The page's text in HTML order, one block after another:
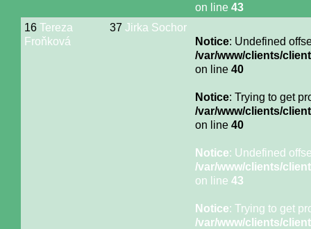
on line 43
16 Tereza
Froňková
37 Jirka Sochor
Notice: Undefined
/var/www/clients/
on line 40
Notice: Trying to get
/var/www/clients/
on line 40
Notice: Undefined
/var/www/clients/
on line 43
Notice: Trying to get
/var/www/clients/